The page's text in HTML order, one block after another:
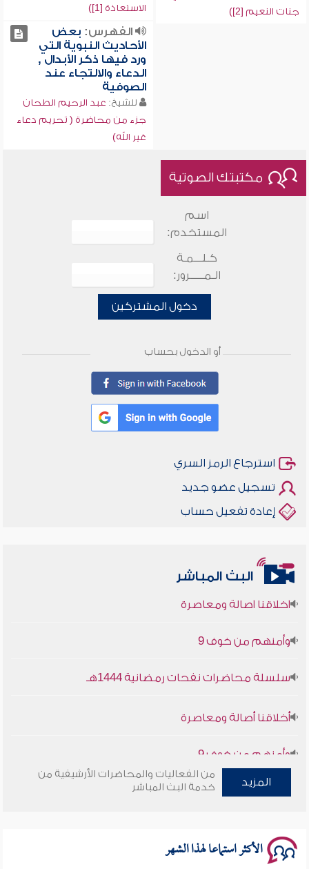
جنات النعيم [2])
الاستعاذة [1])
الفهرس: بعض
الأحاديث النبوية التي
ورد فيها ذكر الأبدال ,
الدعاء والالتجاء عند
الصوفية
للشيخ: عبد الرحيم الطحان
جزء من محاضرة ( تحريم دعاء
غير الله)
مكتبتك الصوتية
اسم
المستخدم:
كـلـــمـة
الـمـــــرور:
دخول المشتركين
أو الدخول بحساب
استرجاع الرمز السري
تسجيل عضو جديد
إعادة تفعيل حساب
البث المباشر
سلسلة محاضرات نفحات رمضانية 1444هـ
المزيد
من الفعاليات والمحاضرات الأرشيفية من
خدمة البث المباشر
الأكثر استماعا لهذا الشهر